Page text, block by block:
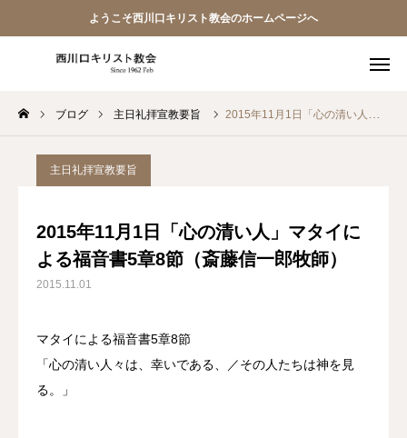
ようこそ西川口キリスト教会のホームページへ
ブログ 主日礼拝宣教要旨 2015年11月1日「心の清い人」マタイによる福音書5章8節（斎藤信一郎牧師）
主日礼拝宣教要旨
2015年11月1日「心の清い人」マタイに
よる福音書5章8節（斎藤信一郎牧師）
2015.11.01
マタイによる福音書5章8節
「心の清い人々は、幸いである、／その人たちは神を見
る。」
教会員ページ
ようこそ桜並木の教会へ
西川口キリスト教会 信仰告白
【アーカイブ】朗読 『一日の発見 -365日の黙想-』